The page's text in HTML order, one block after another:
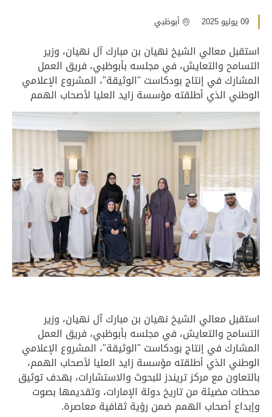
09 يوليو 2025 أبوظبي
استقبل معالي الشيخ نهيان بن مبارك آل نهيان، وزير
التسامح والتعايش، في مجلسه بأبوظبي، فريق العمل
المشارك في إنتاج بودكاست "الوثيقة"، المشروع الإعلامي
الوطني الذي أطلقته مؤسسة زايد العليا لأصحاب الهمم
استقبل معالي الشيخ نهيان بن مبارك آل نهيان، وزير
التسامح والتعايش، في مجلسه بأبوظبي، فريق العمل
المشارك في إنتاج بودكاست "الوثيقة"، المشروع الإعلامي
الوطني الذي أطلقته مؤسسة زايد العليا لأصحاب الهمم،
بالتعاون مع مركز تريندز للبحوث والاستشارات، بهدف توثيق
محطات مضيئة من تاريخ دولة الإمارات، وتقديمها بصوت
وإبداع أصحاب الهمم ضمن رؤية ثقافية معاصرة.